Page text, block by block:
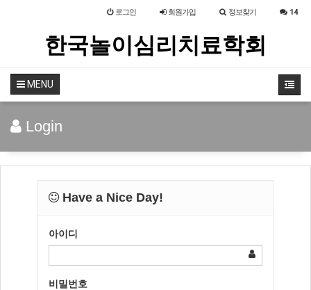
로그인 회원가입 정보찾기 14
한국놀이심리치료학회
MENU
Login
Have a Nice Day!
아이디
비밀번호